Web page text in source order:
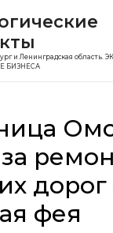
и Ленинградская область.
БИЗНЕСА
фея